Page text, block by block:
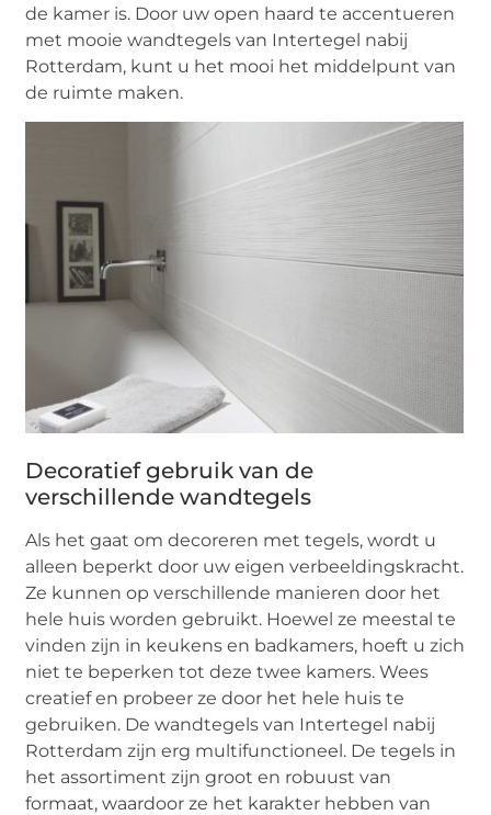
de kamer is. Door uw open haard te accentueren
met mooie wandtegels van Intertegel nabij
Rotterdam, kunt u het mooi het middelpunt van
de ruimte maken.
Decoratief gebruik van de
verschillende wandtegels
Als het gaat om decoreren met tegels, wordt u
alleen beperkt door uw eigen verbeeldingskracht.
Ze kunnen op verschillende manieren door het
hele huis worden gebruikt. Hoewel ze meestal te
vinden zijn in keukens en badkamers, hoeft u zich
niet te beperken tot deze twee kamers. Wees
creatief en probeer ze door het hele huis te
gebruiken. De wandtegels van Intertegel nabij
Rotterdam zijn erg multifunctioneel. De tegels in
het assortiment zijn groot en robuust van
formaat, waardoor ze het karakter hebben van